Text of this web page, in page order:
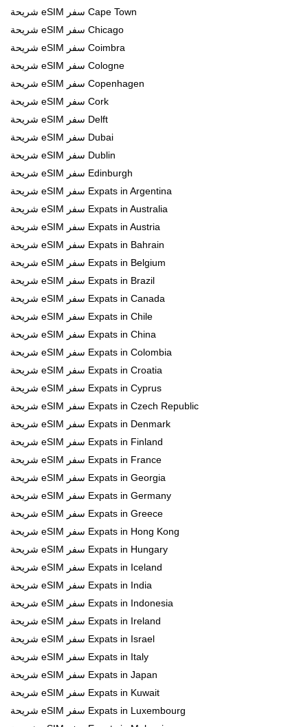
شريحة eSIM سفر Cape Town
شريحة eSIM سفر Chicago
شريحة eSIM سفر Coimbra
شريحة eSIM سفر Cologne
شريحة eSIM سفر Copenhagen
شريحة eSIM سفر Cork
شريحة eSIM سفر Delft
شريحة eSIM سفر Dubai
شريحة eSIM سفر Dublin
شريحة eSIM سفر Edinburgh
شريحة eSIM سفر Expats in Argentina
شريحة eSIM سفر Expats in Australia
شريحة eSIM سفر Expats in Austria
شريحة eSIM سفر Expats in Bahrain
شريحة eSIM سفر Expats in Belgium
شريحة eSIM سفر Expats in Brazil
شريحة eSIM سفر Expats in Canada
شريحة eSIM سفر Expats in Chile
شريحة eSIM سفر Expats in China
شريحة eSIM سفر Expats in Colombia
شريحة eSIM سفر Expats in Croatia
شريحة eSIM سفر Expats in Cyprus
شريحة eSIM سفر Expats in Czech Republic
شريحة eSIM سفر Expats in Denmark
شريحة eSIM سفر Expats in Finland
شريحة eSIM سفر Expats in France
شريحة eSIM سفر Expats in Georgia
شريحة eSIM سفر Expats in Germany
شريحة eSIM سفر Expats in Greece
شريحة eSIM سفر Expats in Hong Kong
شريحة eSIM سفر Expats in Hungary
شريحة eSIM سفر Expats in Iceland
شريحة eSIM سفر Expats in India
شريحة eSIM سفر Expats in Indonesia
شريحة eSIM سفر Expats in Ireland
شريحة eSIM سفر Expats in Israel
شريحة eSIM سفر Expats in Italy
شريحة eSIM سفر Expats in Japan
شريحة eSIM سفر Expats in Kuwait
شريحة eSIM سفر Expats in Luxembourg